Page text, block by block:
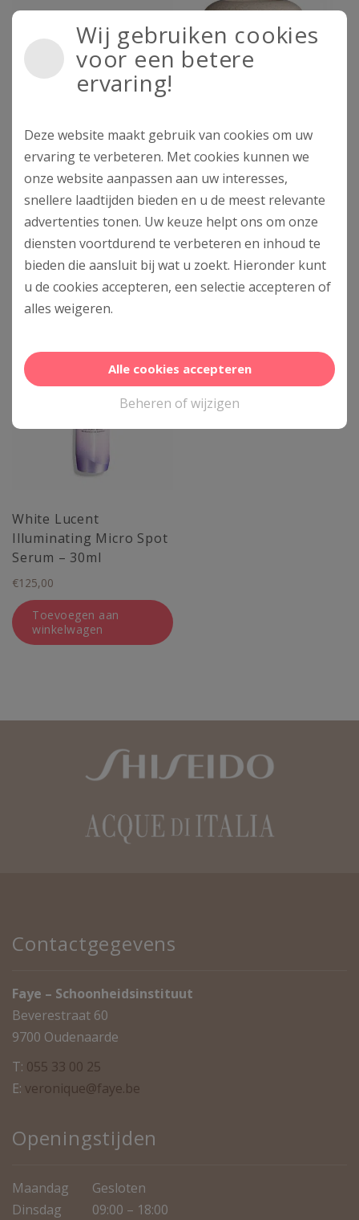
Vital Perfection
Liftdivine Radiance Face
Mask
142,00
Toevoegen aan
winkelwagen
WASO SHIKULIME™
Mega Hydrating
Moisturizer – 50ml
€43,00
Toevoegen aan
winkelwagen
White Lucent
Illuminating Micro Spot
Serum – 30ml
€125,00
Toevoegen aan
winkelwagen
Contactgegevens
Faye – Schoonheidsinstituut
Beverestraat 60
9700 Oudenaarde
T: 055 33 00 25
E: veronique@faye.be
Openingstijden
Maandag
Gesloten
Dinsdag
09:00 – 18:00
Wij gebruiken cookies
voor een betere
ervaring!
Deze website maakt gebruik van cookies om uw
ervaring te verbeteren. Met cookies kunnen we
onze website aanpassen aan uw interesses,
snellere laadtijden bieden en u de meest relevante
advertenties tonen. Uw keuze helpt ons om onze
diensten voortdurend te verbeteren en inhoud te
bieden die aansluit bij wat u zoekt. Hieronder kunt
u de cookies accepteren, een selectie accepteren of
alles weigeren.
Alle cookies accepteren
Beheren of wijzigen